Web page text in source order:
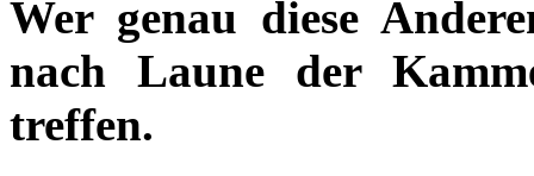
Wer genau diese
nach Laune der
treffen.